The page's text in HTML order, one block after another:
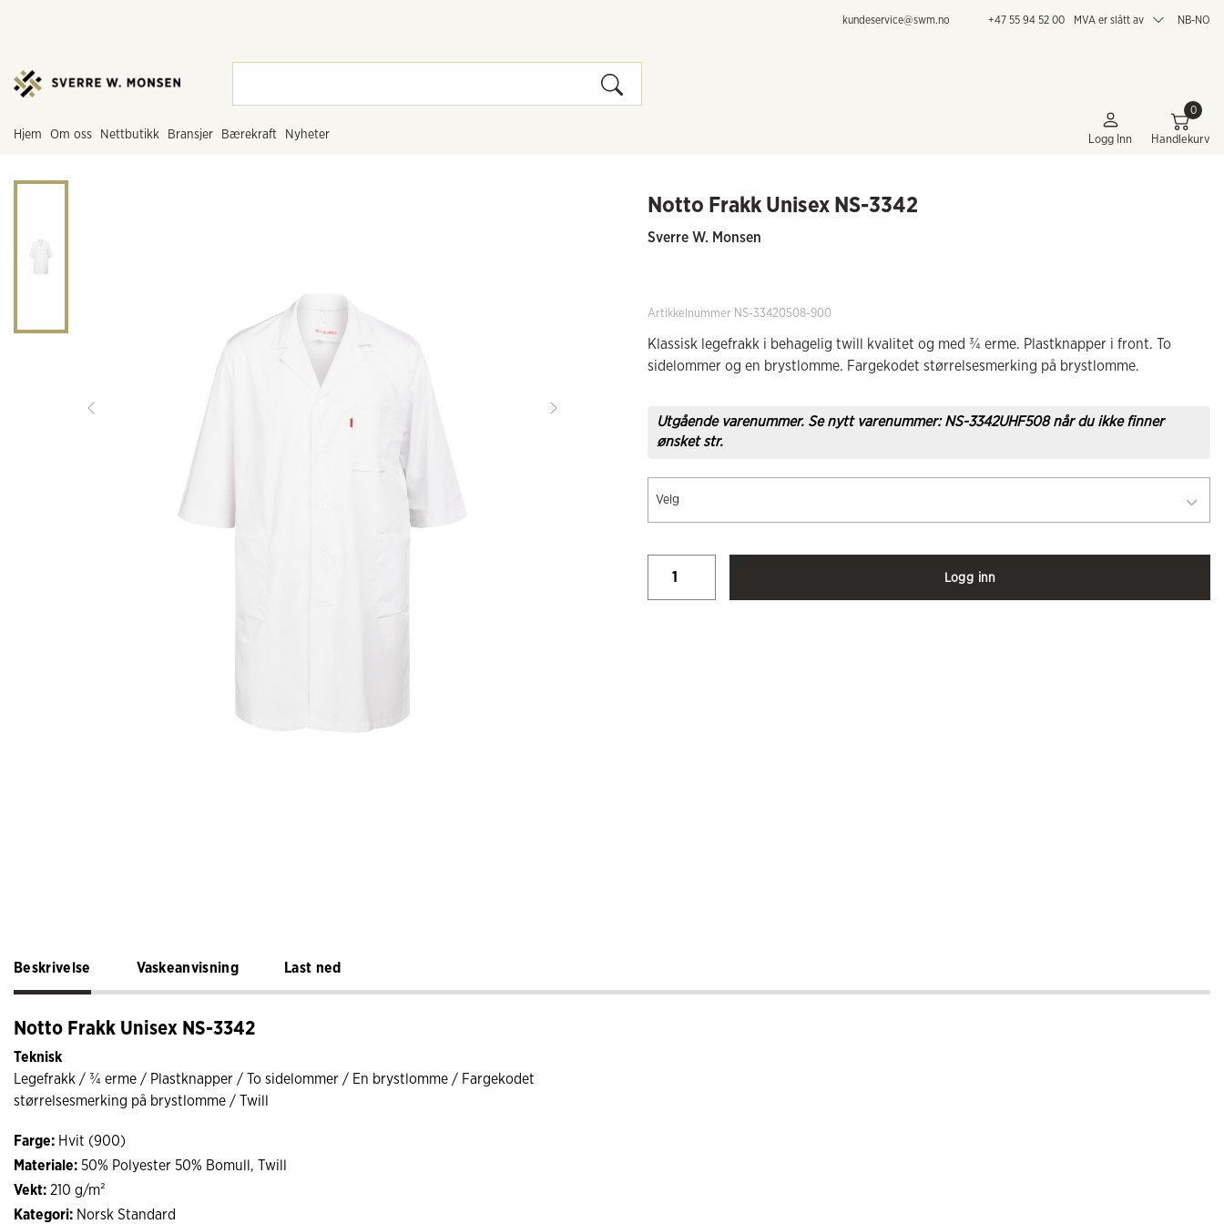
kundeservice@swm.no +47 55 94 52 00 MVA er slått av NB-NO
hjem om oss nettbutikk bransjer bærekraft nyheter Logg Inn
0
Handlekurv
Notto Frakk Unisex NS-3342
Sverre W. Monsen
Artikkelnummer NS-33420508-900
Klassisk legefrakk i behagelig twill kvalitet og med ¾ erme. Plastknapper i front. To
sidelommer og en brystlomme. Fargekodet størrelsesmerking på brystlomme.
Utgående varenummer. Se nytt varenummer: NS-3342UHF508 når du ikke finner
ønsket str.
Velg
Logg inn
Beskrivelse Vaskeanvisning Last ned
Notto Frakk Unisex NS-3342
Teknisk
Legefrakk / ¾ erme / Plastknapper / To sidelommer / En brystlomme / Fargekodet
størrelsesmerking på brystlomme / Twill
Farge: Hvit (900)
Materiale: 50% Polyester 50% Bomull, Twill
Vekt: 210 g/m²
Kategori: Norsk Standard